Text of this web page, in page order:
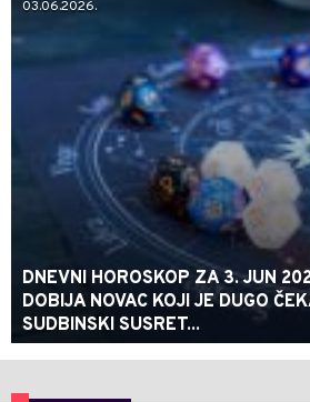
03.06.2026.
DNEVNI HOROSKOP ZA 3. JUN
DOBIJA NOVAC KOJI JE DUGO
SUDBINSKI SUSRET...